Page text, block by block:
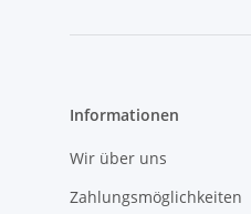
Informationen
Wir über uns
Zahlungsmöglichkeiten